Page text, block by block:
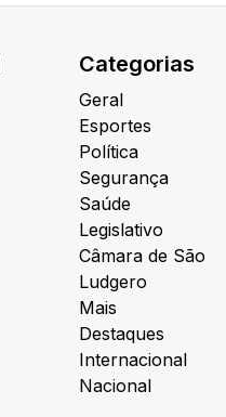
Categorias
Geral
Esportes
Política
Segurança
Saúde
Legislativo
Câmara de São
Ludgero
Mais
Destaques
Internacional
Nacional